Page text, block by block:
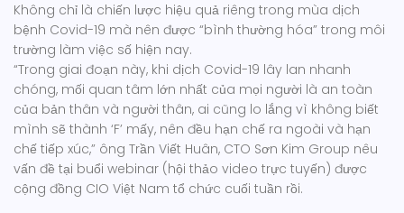
Không chỉ là chiến lược hiệu quả riêng trong mùa dịch
bệnh Covid-19 mà nên được “bình thường hóa” trong môi
trường làm việc số hiện nay.
“Trong giai đoạn này, khi dịch Covid-19 lây lan nhanh
chóng, mối quan tâm lớn nhất của mọi người là an toàn
của bản thân và người thân, ai cũng lo lắng vì không biết
mình sẽ thành ‘F’ mấy, nên đều hạn chế ra ngoài và hạn
chế tiếp xúc,” ông Trần Viết Huân, CTO Sơn Kim Group nêu
vấn đề tại buổi webinar (hội thảo video trực tuyến) được
cộng đồng CIO Việt Nam tổ chức cuối tuần rồi.